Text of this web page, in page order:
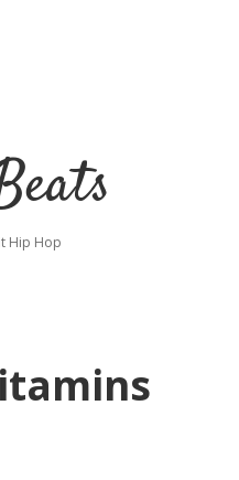
Hip Hop